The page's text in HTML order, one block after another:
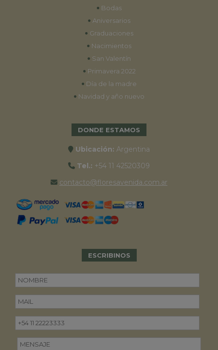
• Bodas
• Aniversarios
• Graduaciones
• Nacimientos
• San Valentín
• Primavera 2022
• Día de la madre
• Navidad y año nuevo
DONDE ESTAMOS
Ubicación: Argentina
Tel.: +54 11 42520309
contacto@floresavenida.com.ar
ESCRIBINOS